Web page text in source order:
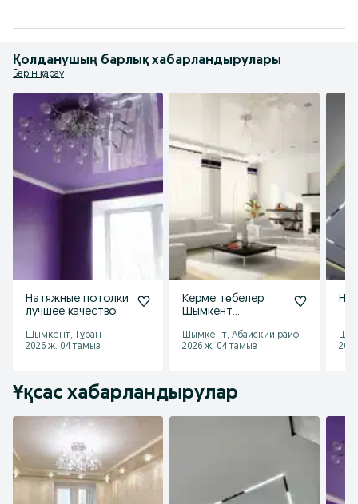
Қолданушың барлық хабарландырулары
Бәрін қарау
Натяжные потолки
лучшее качество
Шымкент, Тұран
2026 ж. 04 тамыз
Керме төбелер
Шымкент
төбелер натяжные
потолки
Шымкент, Абайский район
2026 ж. 04 тамыз
Ұқсас хабарландырулар